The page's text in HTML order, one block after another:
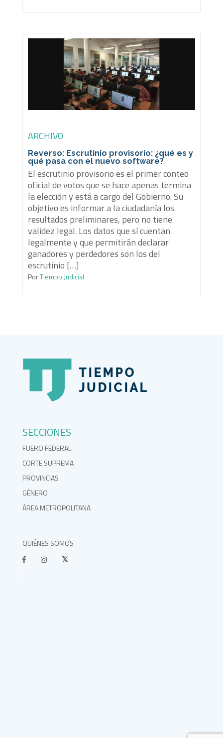
ARCHIVO
Reverso: Escrutinio provisorio: ¿qué es y
qué pasa con el nuevo software?
El escrutinio provisorio es el primer conteo
oficial de votos que se hace apenas termina
la elección y está a cargo del Gobierno. Su
objetivo es informar a la ciudadanía los
resultados preliminares, pero no tiene
validez legal. Los datos que sí cuentan
legalmente y que permitirán declarar
ganadores y perdedores son los del
escrutinio […]
PorTiempo Judicial
SECCIONES
FUERO FEDERAL
CORTE SUPREMA
PROVINCIAS
GÉNERO
ÁREA METROPOLITANA
QUIÉNES SOMOS